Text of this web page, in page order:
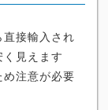
接輸入され
見えます
め注意が必要